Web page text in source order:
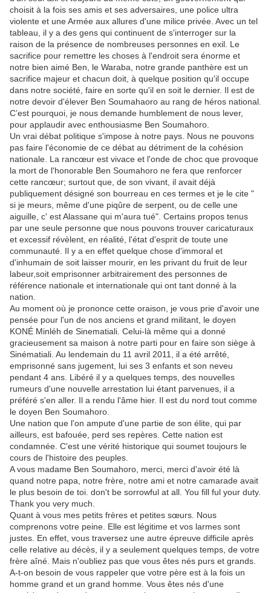
choisit à la fois ses amis et ses adversaires, une police ultra
violente et une Armée aux allures d'une milice privée. Avec un tel
tableau, il y a des gens qui continuent de s'interroger sur la
raison de la présence de nombreuses personnes en exil. Le
sacrifice pour remettre les choses à l'endroit sera énorme et
notre bien aimé Ben, le Waraba, notre grande panthère est un
sacrifice majeur et chacun doit, à quelque position qu'il occupe
dans notre société, faire en sorte qu'il en soit le dernier. Il est de
notre devoir d'élever Ben Soumahaoro au rang de héros national.
C’est pourquoi, je nous demande humblement de nous lever,
pour applaudir avec enthousiasme Ben Soumahoro.
Un vrai débat politique s'impose à notre pays. Nous ne pouvons
pas faire l'économie de ce débat au détriment de la cohésion
nationale. La rancœur est vivace et l'onde de choc que provoque
la mort de l'honorable Ben Soumahoro ne fera que renforcer
cette rancœur; surtout que, de son vivant, il avait déjà
publiquement désigné son bourreau en ces termes et je le cite "
si je meurs, même d'une piqûre de serpent, ou de celle une
aiguille, c' est Alassane qui m'aura tué". Certains propos tenus
par une seule personne que nous pouvons trouver caricaturaux
et excessif révèlent, en réalité, l'état d'esprit de toute une
communauté. Il y a en effet quelque chose d'immoral et
d'inhumain de soit laisser mourir, en les privant du fruit de leur
labeur,soit emprisonner arbitrairement des personnes de
référence nationale et internationale qui ont tant donné à la
nation.
Au moment où je prononce cette oraison, je vous prie d'avoir une
pensée pour l'un de nos anciens et grand militant, le doyen
KONÉ Minléh de Sinematiali. Celui-là même qui a donné
gracieusement sa maison à notre parti pour en faire son siège à
Sinématiali. Au lendemain du 11 avril 2011, il a été arrêté,
emprisonné sans jugement, lui ses 3 enfants et son neveu
pendant 4 ans. Libéré il y a quelques temps, des nouvelles
rumeurs d'une nouvelle arrestation lui étant parvenues, il a
préféré s'en aller. Il a rendu l'âme hier. Il est du nord tout comme
le doyen Ben Soumahoro.
Une nation que l'on ampute d'une partie de son élite, qui par
ailleurs, est bafouée, perd ses repères. Cette nation est
condamnée. C'est une vérité historique qui soumet toujours le
cours de l'histoire des peuples.
A vous madame Ben Soumahoro, merci, merci d'avoir été là
quand notre papa, notre frère, notre ami et notre camarade avait
le plus besoin de toi. don't be sorrowful at all. You fill ful your duty.
Thank you very much.
Quant à vous mes petits frères et petites sœurs. Nous
comprenons votre peine. Elle est légitime et vos larmes sont
justes. En effet, vous traversez une autre épreuve difficile après
celle relative au décès, il y a seulement quelques temps, de votre
frère aîné. Mais n'oubliez pas que vous êtes nés purs et grands.
A-t-on besoin de vous rappeler que votre père est à la fois un
homme grand et un grand homme. Vous êtes nés d'une